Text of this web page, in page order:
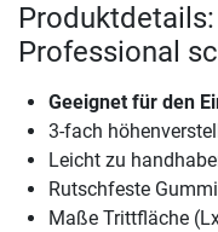
Professional
Geeignet für den
3-fach
Leicht zu
Rutschfeste
Maße Trittfläche